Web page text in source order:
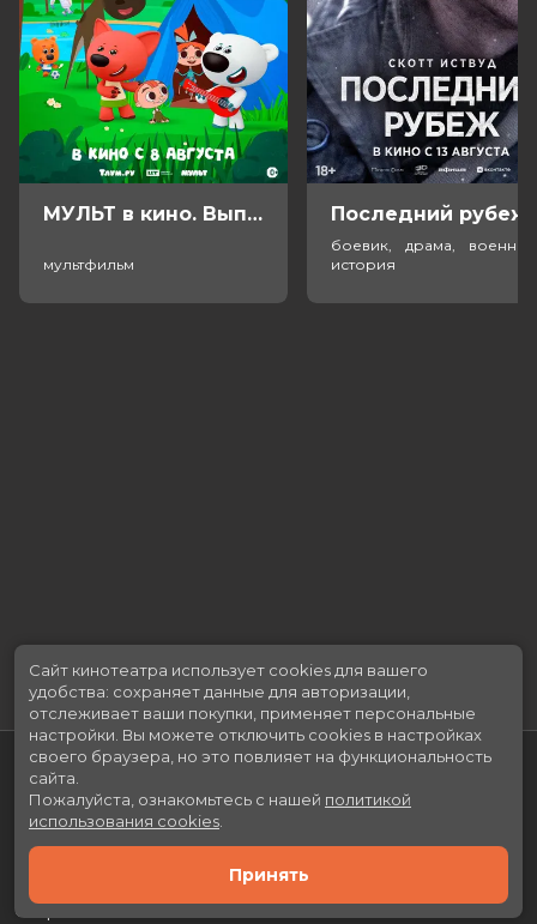
МУЛЬТ в кино. Выпуск №198. Некогда скучать (0+)
мультфильм
боевик, драма,
история
Скоро в кино
Сайт кинотеатра использует cookies для вашего
удобства: сохраняет данные для авторизации,
отслеживает ваши покупки, применяет персональные
настройки. Вы можете отключить cookies в настройках
своего браузера, но это повлияет на функциональность
сайта.
Пожалуйста, ознакомьтесь с нашей политикой
использования cookies
Принять